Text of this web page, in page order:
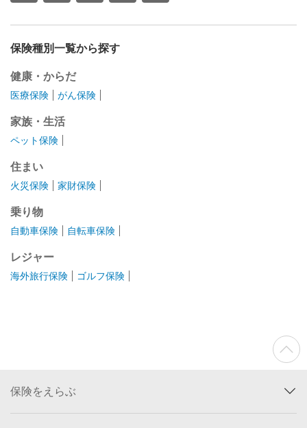
保険種別一覧から探す
健康・からだ
医療保険 がん保険
家族・生活
ペット保険
住まい
火災保険 家財保険
乗り物
自動車保険 自転車保険
レジャー
海外旅行保険 ゴルフ保険
保険をえらぶ